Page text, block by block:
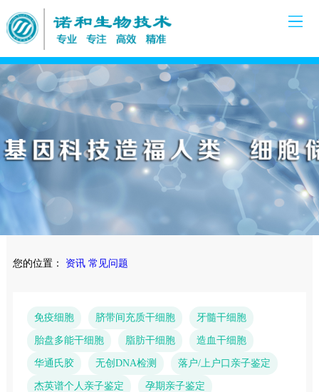
您的位置： 资讯 常见问题
免疫细胞 脐带间充质干细胞 牙髓干细胞
胎盘多能干细胞 脂肪干细胞 造血干细胞
华通氏胶 无创DNA检测 落户/上户口亲子鉴定
杰英谱个人亲子鉴定 孕期亲子鉴定